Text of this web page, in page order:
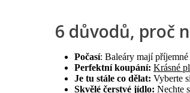
6 důvodů, proč
Počasí: Baleáry mají příjemné
Perfektní koupání: Krásné
Je tu stále co dělat: Vyberte
Skvělé čerstvé jídlo: Nechte